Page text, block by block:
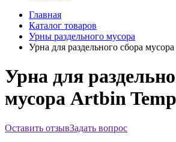
Главная
Каталог товаров
Урны раздельного мусора
Урна для раздельного сбора
Урна для
мусора Artbin
Оставить отзывЗадать вопрос